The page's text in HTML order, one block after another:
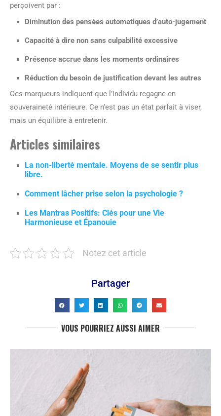
perçoivent par :
Diminution des pensées automatiques d’auto-jugement
Capacité à dire non sans culpabilité excessive
Présence accrue dans les moments ordinaires
Réduction du besoin de justification devant les autres
Ces marqueurs indiquent que l’individu regagne en
souveraineté intérieure. Ce n’est pas un état parfait à viser,
mais un équilibre à entretenir.
Articles similaires
La non-liberté mentale. Moyens de se sentir plus
libre.
Comment lâcher prise selon la psychologie ?
Les Mantras Positifs: Clés pour une Vie
Harmonieuse et Épanouie
Notez cet article
Partager
VOUS POURRIEZ AUSSI AIMER